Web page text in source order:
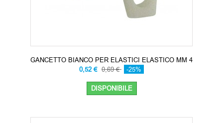
GANCETTO BIANCO PER ELASTICI ELASTICO MM 4
0,52 € 0,69 € -25%
DISPONIBILE